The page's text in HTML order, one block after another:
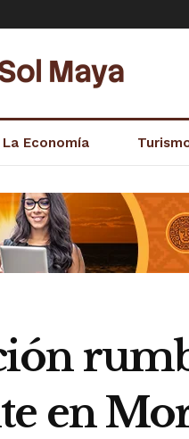
La Economía
en